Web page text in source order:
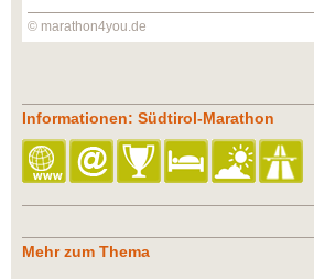
© marathon4you.de
Informationen: Südtirol-Marathon
Mehr zum Thema